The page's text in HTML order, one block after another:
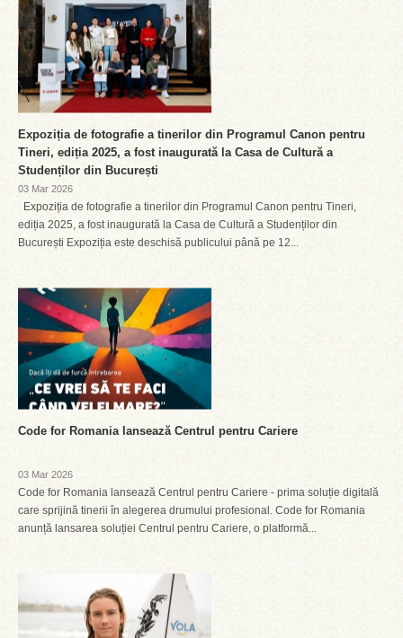
Expoziția de fotografie a tinerilor din Programul Canon pentru
Tineri, ediția 2025, a fost inaugurată la Casa de Cultură a
Studenților din București
03 Mar 2026
Expoziția de fotografie a tinerilor din Programul Canon pentru Tineri,
ediția 2025, a fost inaugurată la Casa de Cultură a Studenților din
București Expoziția este deschisă publicului până pe 12...
Code for Romania lansează Centrul pentru Cariere
03 Mar 2026
Code for Romania lansează Centrul pentru Cariere - prima soluție digitală
care sprijină tinerii în alegerea drumului profesional. Code for Romania
anunță lansarea soluției Centrul pentru Cariere, o platformă...